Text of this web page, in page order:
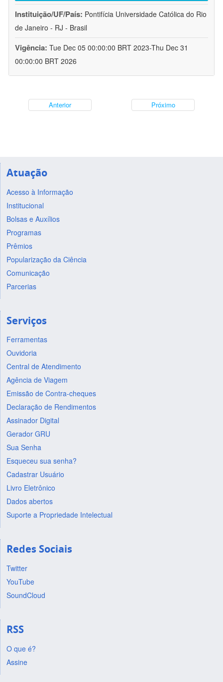
Instituição/UF/País: Pontifícia Universidade Católica do Rio
de Janeiro - RJ - Brasil
Vigência: Tue Dec 05 00:00:00 BRT 2023-Thu Dec 31
00:00:00 BRT 2026
Anterior Próximo
Atuação
Acesso à Informação
Institucional
Bolsas e Auxílios
Programas
Prêmios
Popularização da Ciência
Comunicação
Parcerias
Serviços
Ferramentas
Ouvidoria
Central de Atendimento
Agência de Viagem
Emissão de Contra-cheques
Declaração de Rendimentos
Assinador Digital
Gerador GRU
Sua Senha
Esqueceu sua senha?
Cadastrar Usuário
Livro Eletrônico
Dados abertos
Suporte a Propriedade Intelectual
Redes Sociais
Twitter
YouTube
SoundCloud
RSS
O que é?
Assine